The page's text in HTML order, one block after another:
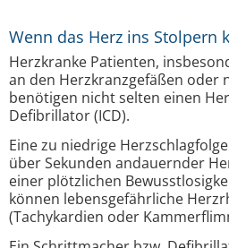
Wenn das Herz ins Stolpern
Herzkranke Patienten,
an den Herzkranzgefäßen oder
benötigen nicht selten einen
Defibrillator (ICD).
Eine zu niedrige
über Sekunden andauernder
einer plötzlichen
können lebensgefährliche
(Tachykardien oder